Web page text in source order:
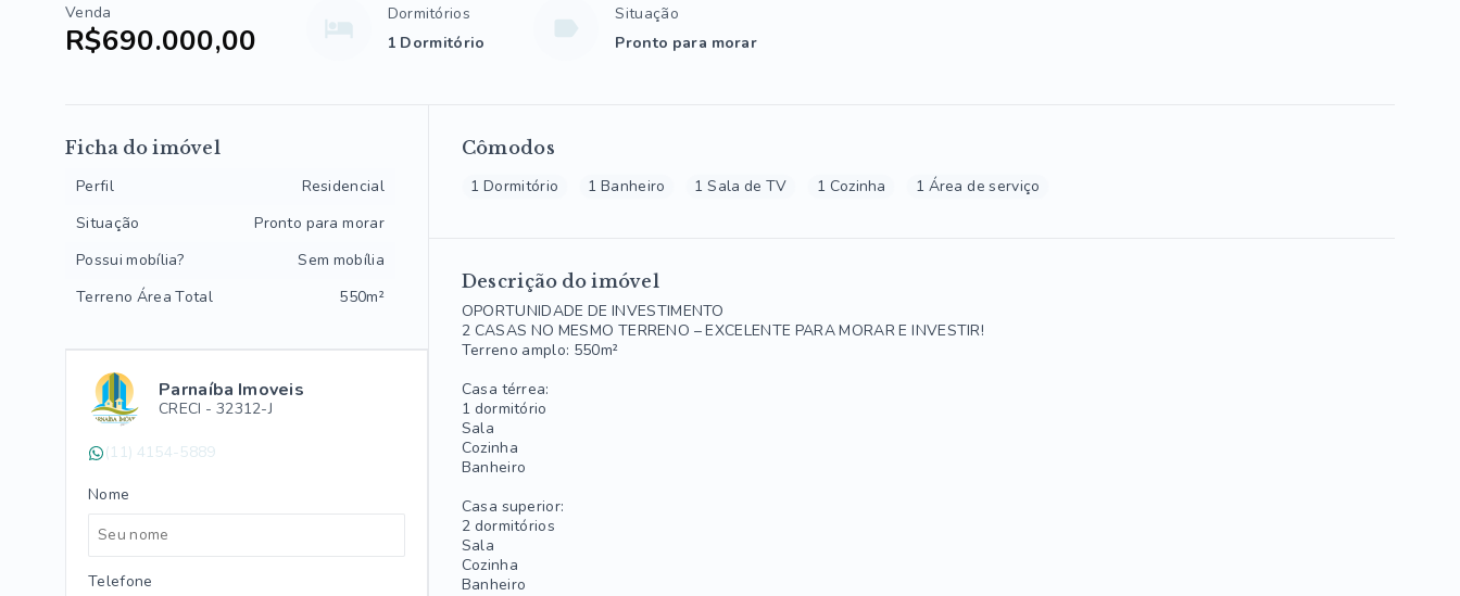
Venda
R$690.000,00
Dormitórios
1 Dormitório
Situação
Pronto para morar
Cômodos
1 Dormitório 1 Banheiro 1 Sala de TV 1 Cozinha 1 Área de serviço
Descrição do imóvel
OPORTUNIDADE DE INVESTIMENTO
2 CASAS NO MESMO TERRENO – EXCELENTE PARA MORAR E INVESTIR!
Terreno amplo: 550m²
Casa térrea:
1 dormitório
Sala
Cozinha
Banheiro
Casa superior:
2 dormitórios
Sala
Cozinha
Banheiro
Ficha do imóvel
Perfil
Residencial
Situação
Pronto para morar
Possui mobília?
Sem mobília
Terreno Área Total
550m²
Parnaíba Imoveis
CRECI - 32312-J
(11) 4154-5889
Nome
Telefone